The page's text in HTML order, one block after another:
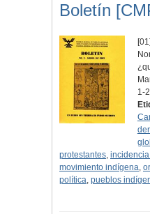
Boletín
[01]
1-2
protestantes,
movimiento indígena,
política, pueblos